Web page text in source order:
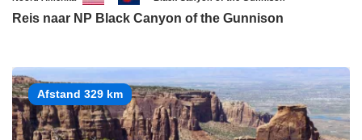
Reis naar NP Black Canyon of the Gunnison
Afstand 329 km